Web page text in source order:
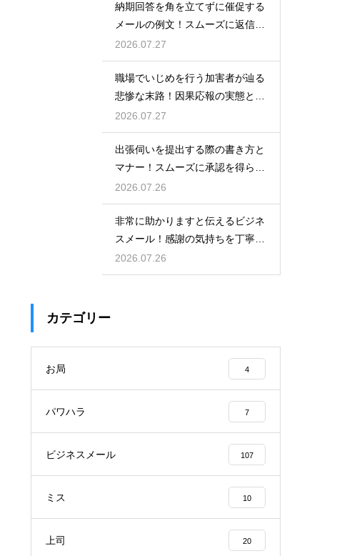
納期回答を角を立てずに催促する
メールの例文！スムーズに返信を
もらう術
2026.07.27
職場でいじめを行う加害者が辿る
悲惨な末路！因果応報の実態と身
の守り方
2026.07.27
出張伺いを提出する際の書き方と
マナー！スムーズに承認を得られ
る例文
2026.07.26
非常に助かりますと伝えるビジネ
スメール！感謝の気持ちを丁寧に
表す表現
2026.07.26
カテゴリー
お局 4
パワハラ 7
ビジネスメール 107
ミス 10
上司 20